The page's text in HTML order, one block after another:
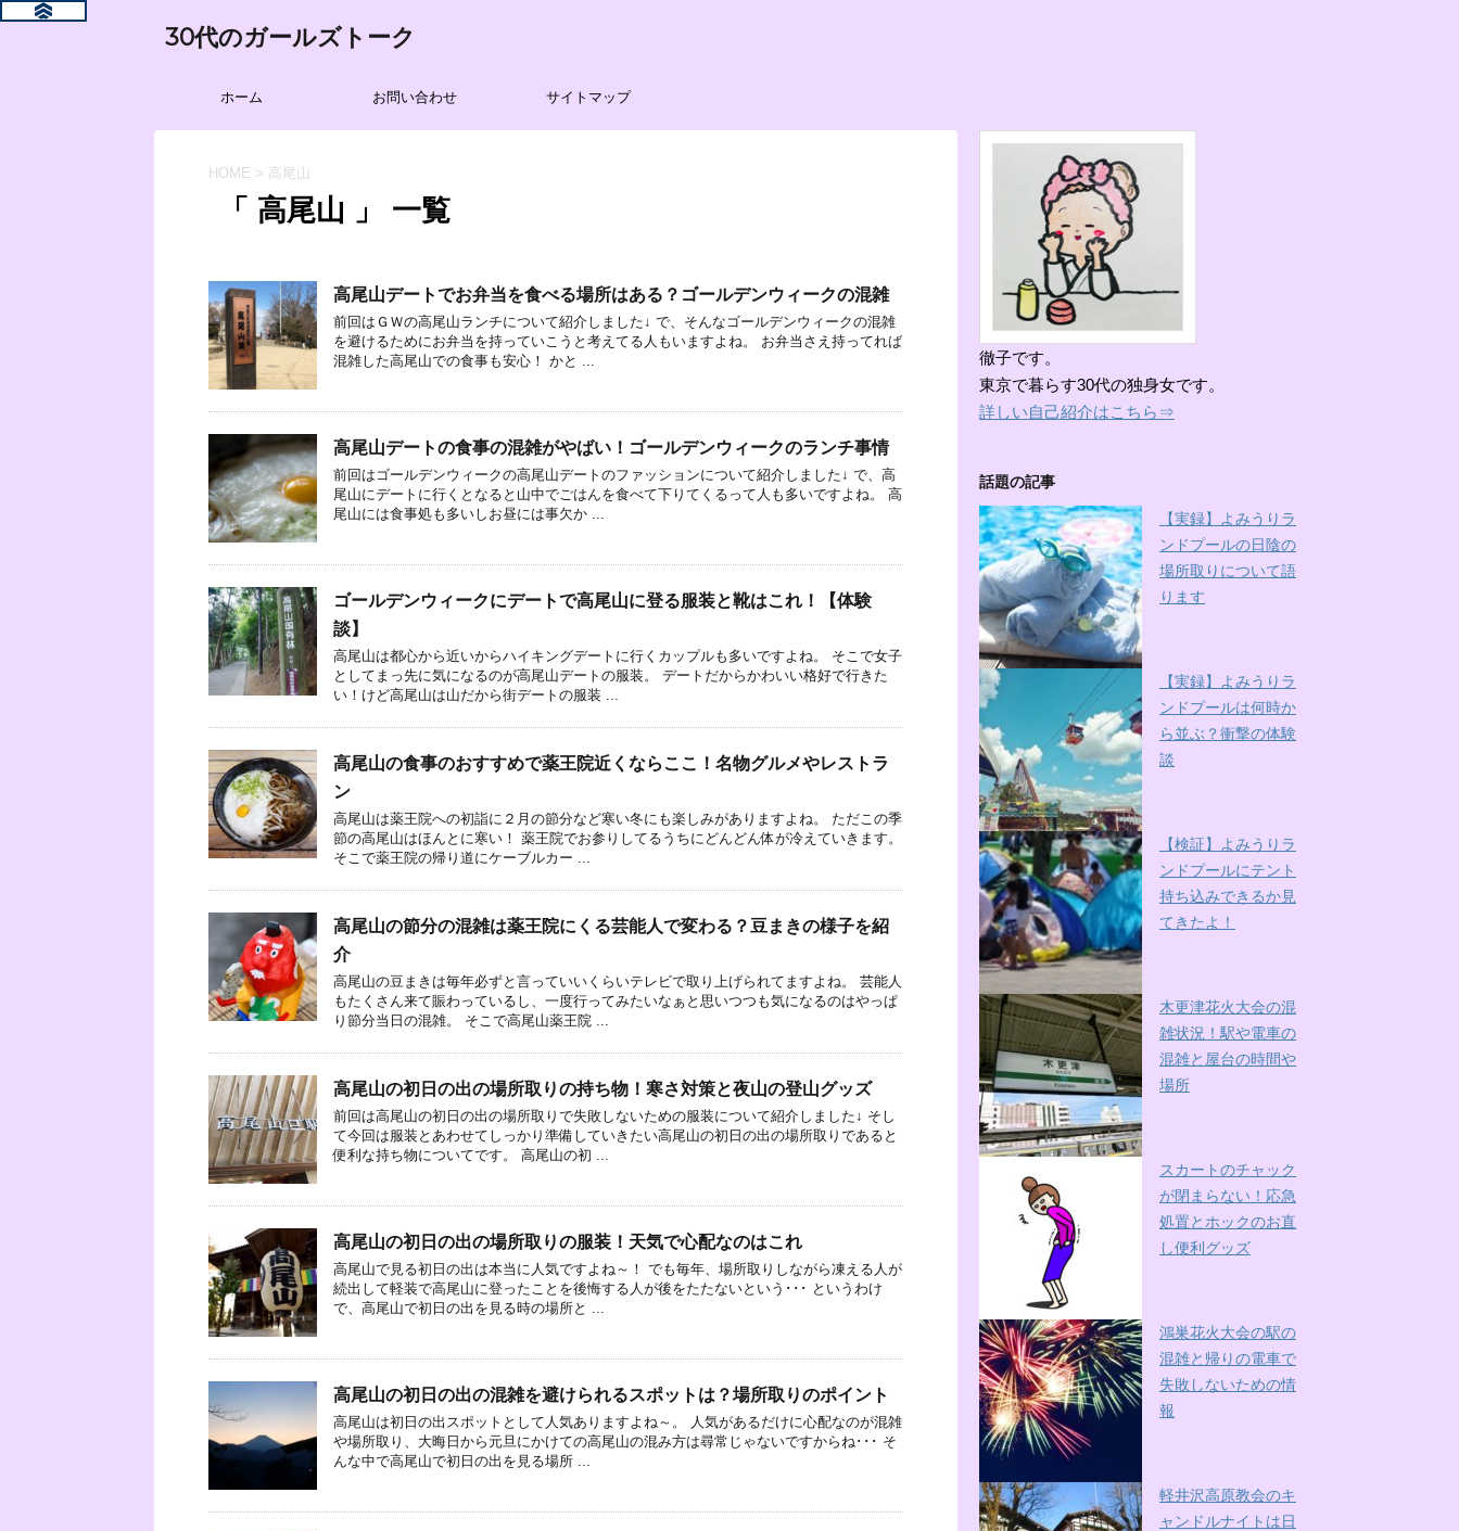
30代のガールズトーク
ホーム お問い合わせ サイトマップ
HOME > 高尾山
「 高尾山 」 一覧
高尾山デートでお弁当を食べる場所はある？ゴールデンウィークの混雑
前回はＧＷの高尾山ランチについて紹介しました↓ で、そんなゴールデンウィークの混雑
を避けるためにお弁当を持っていこうと考えてる人もいますよね。 お弁当さえ持ってれば
混雑した高尾山での食事も安心！ かと ...
高尾山デートの食事の混雑がやばい！ゴールデンウィークのランチ事情
前回はゴールデンウィークの高尾山デートのファッションについて紹介しました↓ で、高
尾山にデートに行くとなると山中でごはんを食べて下りてくるって人も多いですよね。 高
尾山には食事処も多いしお昼には事欠か ...
ゴールデンウィークにデートで高尾山に登る服装と靴はこれ！【体験
談】
高尾山は都心から近いからハイキングデートに行くカップルも多いですよね。 そこで女子
としてまっ先に気になるのが高尾山デートの服装。 デートだからかわいい格好で行きた
い！けど高尾山は山だから街デートの服装 ...
高尾山の食事のおすすめで薬王院近くならここ！名物グルメやレストラ
ン
高尾山は薬王院への初詣に２月の節分など寒い冬にも楽しみがありますよね。 ただこの季
節の高尾山はほんとに寒い！ 薬王院でお参りしてるうちにどんどん体が冷えていきます。
そこで薬王院の帰り道にケーブルカー ...
高尾山の節分の混雑は薬王院にくる芸能人で変わる？豆まきの様子を紹
介
高尾山の豆まきは毎年必ずと言っていいくらいテレビで取り上げられてますよね。 芸能人
もたくさん来て賑わっているし、一度行ってみたいなぁと思いつつも気になるのはやっぱ
り節分当日の混雑。 そこで高尾山薬王院 ...
高尾山の初日の出の場所取りの持ち物！寒さ対策と夜山の登山グッズ
前回は高尾山の初日の出の場所取りで失敗しないための服装について紹介しました↓ そし
て今回は服装とあわせてしっかり準備していきたい高尾山の初日の出の場所取りであると
便利な持ち物についてです。 高尾山の初 ...
高尾山の初日の出の場所取りの服装！天気で心配なのはこれ
高尾山で見る初日の出は本当に人気ですよね～！ でも毎年、場所取りしながら凍える人が
続出して軽装で高尾山に登ったことを後悔する人が後をたたないという･･･ というわけ
で、高尾山で初日の出を見る時の場所と ...
高尾山の初日の出の混雑を避けられるスポットは？場所取りのポイント
高尾山は初日の出スポットとして人気ありますよね～。 人気があるだけに心配なのが混雑
や場所取り、大晦日から元旦にかけての高尾山の混み方は尋常じゃないですからね･･･ そ
んな中で高尾山で初日の出を見る場所 ...
徹子です。
東京で暮らす30代の独身女です。
詳しい自己紹介はこちら⇒
話題の記事
【実録】よみうりラ
ンドプールの日陰の
場所取りについて語
ります
【実録】よみうりラ
ンドプールは何時か
ら並ぶ？衝撃の体験
談
【検証】よみうりラ
ンドプールにテント
持ち込みできるか見
てきたよ！
木更津花火大会の混
雑状況！駅や電車の
混雑と屋台の時間や
場所
スカートのチャック
が閉まらない！応急
処置とホックのお直
し便利グッズ
鴻巣花火大会の駅の
混雑と帰りの電車で
失敗しないための情
報
軽井沢高原教会のキ
ャンドルナイトは日